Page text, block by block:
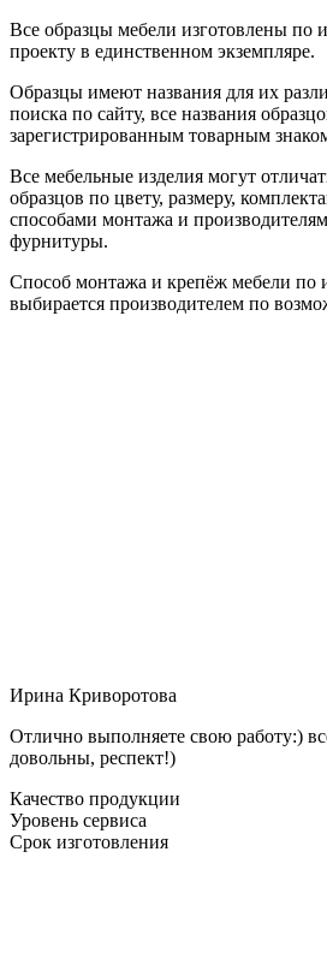
Все образцы мебели изготовлены по
проекту в единственном экземпляре.
Образцы имеют названия для их
поиска по сайту, все названия
зарегистрированным товарным
Все мебельные изделия могут
образцов по цвету, размеру,
способами монтажа и
фурнитуры.
Способ монтажа и крепёж мебели по
выбирается производителем по
Ирина Криворотова
Отлично выполняете свою работу:)
довольны, респект!)
Качество продукции
Уровень сервиса
Срок изготовления